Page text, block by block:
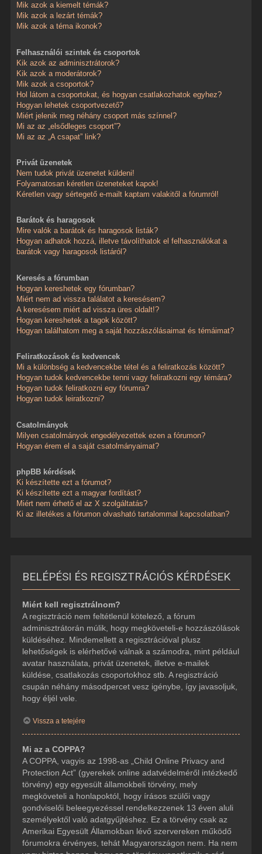
Mik azok a kiemelt témák?
Mik azok a lezárt témák?
Mik azok a téma ikonok?
Felhasználói szintek és csoportok
Kik azok az adminisztrátorok?
Kik azok a moderátorok?
Mik azok a csoportok?
Hol látom a csoportokat, és hogyan csatlakozhatok egyhez?
Hogyan lehetek csoportvezető?
Miért jelenik meg néhány csoport más színnel?
Mi az az „elsődleges csoport”?
Mi az az „A csapat” link?
Privát üzenetek
Nem tudok privát üzenetet küldeni!
Folyamatosan kéretlen üzeneteket kapok!
Kéretlen vagy sértegető e-mailt kaptam valakitől a fórumról!
Barátok és haragosok
Mire valók a barátok és haragosok listák?
Hogyan adhatok hozzá, illetve távolíthatok el felhasználókat a
barátok vagy haragosok listáról?
Keresés a fórumban
Hogyan kereshetek egy fórumban?
Miért nem ad vissza találatot a keresésem?
A keresésem miért ad vissza üres oldalt!?
Hogyan kereshetek a tagok között?
Hogyan találhatom meg a saját hozzászólásaimat és témáimat?
Feliratkozások és kedvencek
Mi a különbség a kedvencekbe tétel és a feliratkozás között?
Hogyan tudok kedvencekbe tenni vagy feliratkozni egy témára?
Hogyan tudok feliratkozni egy fórumra?
Hogyan tudok leiratkozni?
Csatolmányok
Milyen csatolmányok engedélyezettek ezen a fórumon?
Hogyan érem el a saját csatolmányaimat?
phpBB kérdések
Ki készítette ezt a fórumot?
Ki készítette ezt a magyar fordítást?
Miért nem érhető el az X szolgáltatás?
Ki az illetékes a fórumon olvasható tartalommal kapcsolatban?
BELÉPÉSI ÉS REGISZTRÁCIÓS KÉRDÉSEK
Miért kell regisztrálnom?
A regisztráció nem feltétlenül kötelező, a fórum
adminisztrátorán múlik, hogy megköveteli-e hozzászólások
küldéséhez. Mindemellett a regisztrációval plusz
lehetőségek is elérhetővé válnak a számodra, mint például
avatar használata, privát üzenetek, illetve e-mailek
küldése, csatlakozás csoportokhoz stb. A regisztráció
csupán néhány másodpercet vesz igénybe, így javasoljuk,
hogy éljél vele.
Vissza a tetejére
Mi az a COPPA?
A COPPA, vagyis az 1998-as „Child Online Privacy and
Protection Act” (gyerekek online adatvédelméről intézkedő
törvény) egy egyesült államokbeli törvény, mely
megköveteli a honlapoktól, hogy írásos szülői vagy
gondviselői beleegyezéssel rendelkezzenek 13 éven aluli
személyektől való adatgyűjtéshez. Ez a törvény csak az
Amerikai Egyesült Államokban lévő szervereken működő
fórumokra érvényes, tehát Magyarországon nem. Ha nem